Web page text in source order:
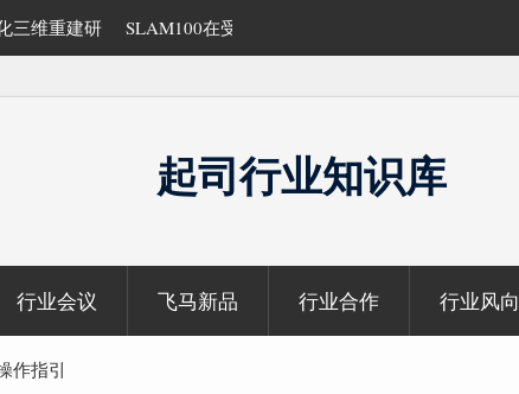
绘的研究与应用
云数据及正射影像
起司行业知识库
行业会议 飞马新品 行业合作 行业风向
作指引